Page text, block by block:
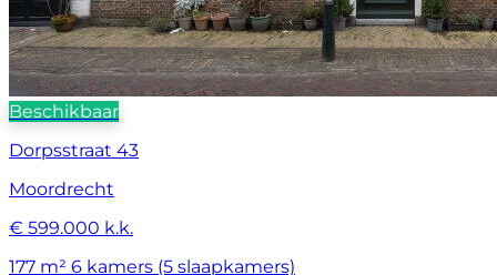
Beschikbaar
Dorpsstraat 43
Moordrecht
€ 599.000 k.k.
177 m² 6 kamers (5 slaapkamers)